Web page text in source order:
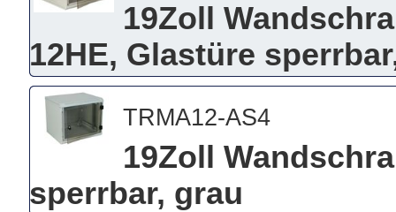
19Zoll
12HE, Glastüre
TRMA12-AS4
19Zoll
sperrbar, grau